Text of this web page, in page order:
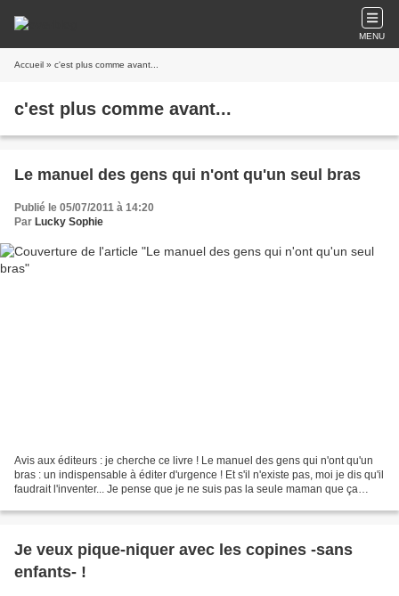
MENU
Accueil » c'est plus comme avant...
c'est plus comme avant...
Le manuel des gens qui n'ont qu'un seul bras
Publié le 05/07/2011 à 14:20
Par Lucky Sophie
Avis aux éditeurs : je cherche ce livre ! Le manuel des gens qui n'ont qu'un
bras : un indispensable à éditer d'urgence ! Et s'il n'existe pas, moi je dis qu'il
faudrait l'inventer... Je pense que je ne suis pas la seule maman que ça
Je veux pique-niquer avec les copines -sans
enfants- !